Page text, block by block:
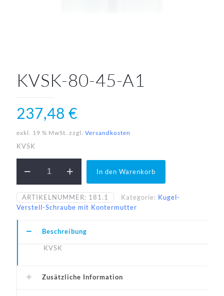
KVSK-80-45-A1
237,48 €
exkl. 19 % MwSt. zzgl. Versandkosten
KVSK
80-
A1
Menge
In den Warenkorb
ARTIKELNUMMER: 181.1 Kategorie: Kugel-
Verstell-Schraube mit Kontermutter
Beschreibung
KVSK
Zusätzliche Information